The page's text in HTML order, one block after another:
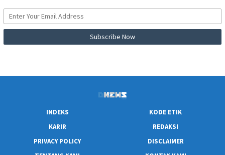
INDEKS
KODE ETIK
KARIR
REDAKSI
PRIVACY POLICY
DISCLAIMER